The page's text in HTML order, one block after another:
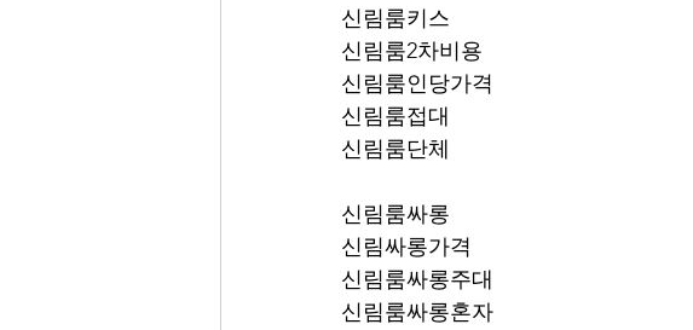
신림룸키스
신림룸2차비용
신림룸인당가격
신림룸접대
신림룸단체
신림룸싸롱
신림싸롱가격
신림룸싸롱주대
신림룸싸롱혼자